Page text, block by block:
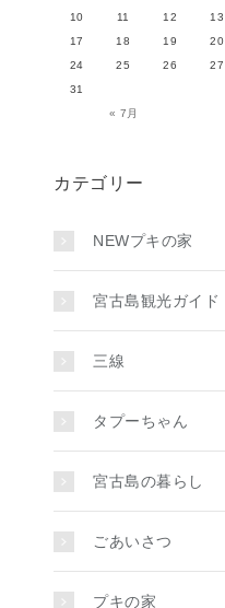
« 7月
10
11 12 13
17
18 19 20
24
25 26 27
31
カテゴリー
NEWプキの家
宮古島観光ガイド
三線
タプーちゃん
宮古島の暮らし
ごあいさつ
プキの家